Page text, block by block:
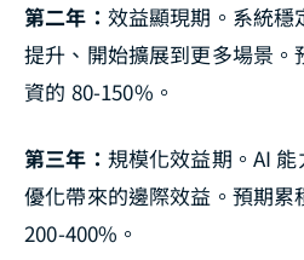
第二年： 效益顯現期。系統穩
提升、開始擴展到更多場景。
資的 80-150%。
第三年： 規模化效益期。AI
優化帶來的邊際效益。預期累
200-400%。